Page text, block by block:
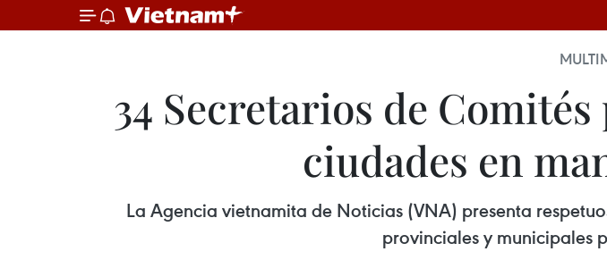
34 Secretarios de
ciudades en
La Agencia vietnamita de Noticias (VNA) presenta
provinciales y municipales